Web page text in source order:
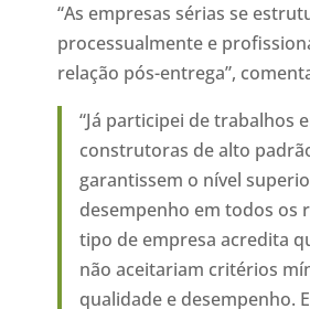
“As empresas sérias se
processualmente e
relação pós-entrega”,
“Já participei de trabalhos
construtoras de alto
garantissem o nível
desempenho em todos os
tipo de empresa acredita
não aceitariam critérios
qualidade e desempenho.